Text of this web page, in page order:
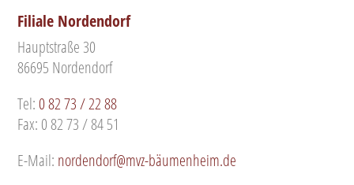
Filiale Nordendorf
Hauptstraße 30
86695 Nordendorf
Tel:0 82 73 / 22 88
Fax: 0 82 73 / 84 51
E-Mail: nordendorf@mvz-bäumenheim.de